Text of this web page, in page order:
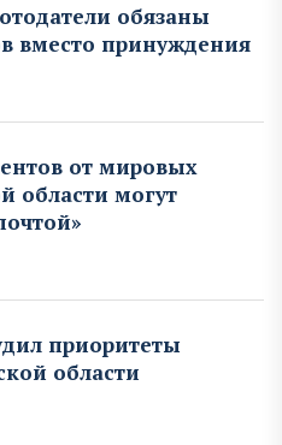
обязаны
вместо принуждения
от мировых
области могут
приоритеты
области